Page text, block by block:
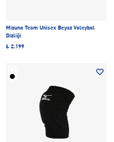
Mizuno Team Unisex Beyaz Voleybol
Dizliği
₺ 2.199